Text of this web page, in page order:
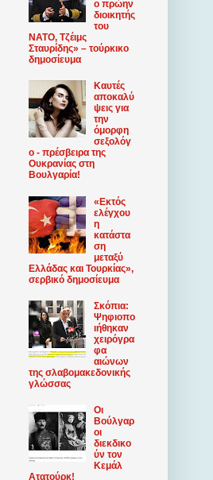
ο πρώην
διοικητής
του
ΝΑΤΟ, Τζέιμς
Σταυρίδης» – τούρκικο
δημοσίευμα
Καυτές
αποκαλύ
ψεις για
την
όμορφη
σεξολόγ
ο - πρέσβειρα της
Ουκρανίας στη
Βουλγαρία!
«Εκτός
ελέγχου
η
κατάστα
ση
μεταξύ
Ελλάδας και Τουρκίας»,
σερβικό δημοσίευμα
Σκόπια:
Ψηφιοπο
ιήθηκαν
χειρόγρα
φα
αιώνων
της σλαβομακεδονικής
γλώσσας
Οι
Βούλγαρ
οι
διεκδικο
ύν τον
Κεμάλ
Ατατούρκ!